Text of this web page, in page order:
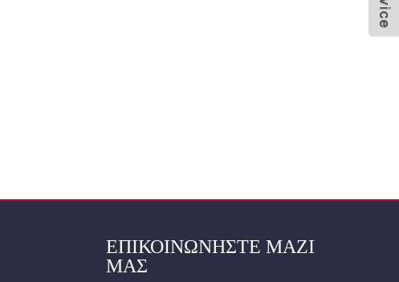
ΕΠΙΚΟΙΝΩΝΉΣΤΕ ΜΑΖΊ
ΜΑΣ